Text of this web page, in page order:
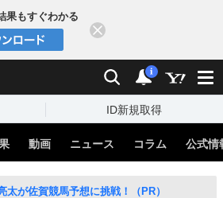
果もすぐわかる
検索 通知
i
ID新規取得
動画 ニュース コラム 公式情
太が佐賀競馬予想に挑戦！（PR）